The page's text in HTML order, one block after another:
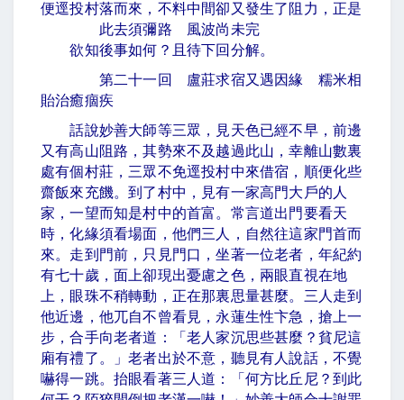
便逕投村落而來，不料中間卻又發生了阻力，正是
此去須彌路 風波尚未完
欲知後事如何？且待下回分解。
第二十一回 盧莊求宿又遇因緣 糯米相
貽治癒痼疾
話說妙善大師等三眾，見天色已經不早，前邊
又有高山阻路，其勢來不及越過此山，幸離山數裏
處有個村莊，三眾不免逕投村中來借宿，順便化些
齋飯來充饑。到了村中，見有一家高門大戶的人
家，一望而知是村中的首富。常言道出門要看天
時，化緣須看場面，他們三人，自然往這家門首而
來。走到門前，只見門口，坐著一位老者，年紀約
有七十歲，面上卻現出憂慮之色，兩眼直視在地
上，眼珠不稍轉動，正在那裏思量甚麼。三人走到
他近邊，他兀自不曾看見，永蓮生性卞急，搶上一
步，合手向老者道：「老人家沉思些甚麼？貧尼這
廂有禮了。」老者出於不意，聽見有人說話，不覺
嚇得一跳。抬眼看著三人道：「何方比丘尼？到此